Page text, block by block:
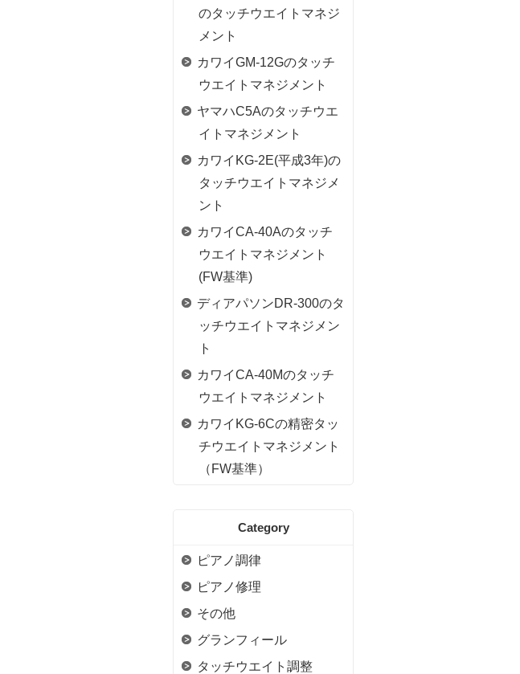
のタッチウエイトマネジ
メント
カワイGM-12Gのタッチ
ウエイトマネジメント
ヤマハC5Aのタッチウエ
イトマネジメント
カワイKG-2E(平成3年)の
タッチウエイトマネジメ
ント
カワイCA-40Aのタッチ
ウエイトマネジメント
(FW基準)
ディアパソンDR-300のタ
ッチウエイトマネジメン
ト
カワイCA-40Mのタッチ
ウエイトマネジメント
カワイKG-6Cの精密タッ
チウエイトマネジメント
（FW基準）
Category
ピアノ調律
ピアノ修理
その他
グランフィール
タッチウエイト調整